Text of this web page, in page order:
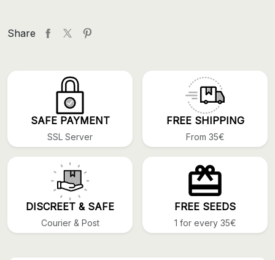
Share
SAFE PAYMENT
SSL Server
FREE SHIPPING
From 35€
DISCREET & SAFE
Courier & Post
FREE SEEDS
1 for every 35€